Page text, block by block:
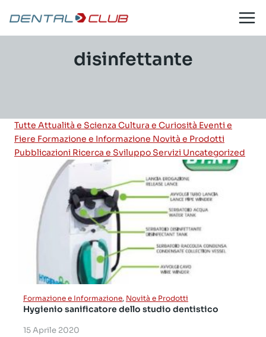
contenuto
disinfettante
Tutte Attualità e Scienza Cultura e Curiosità Eventi e
Fiere Formazione e Informazione Novità e Prodotti
Pubblicazioni Ricerca e SviluppoServizi Uncategorized
Formazione e Informazione, Novità e Prodotti
Hygienio sanificatore dello studio dentistico
15 Aprile 2020